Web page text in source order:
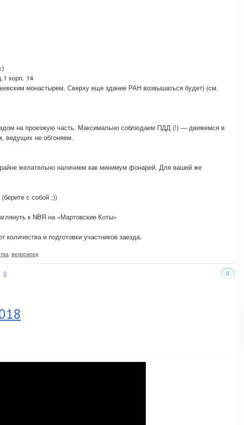
корп. 14
монастырем. Сверху еще здание РАН возвышаться будет) (см.
на проезжую часть. Максимально соблюдаем ПДД (!) — движемся в
ведущих не обгоняем.
желательно наличием как минимум фонарей. Для вашей же
с собой ;))
к NBR на «Мартовские Коты»
и подготовки участников заезда.
велосипед
0 0